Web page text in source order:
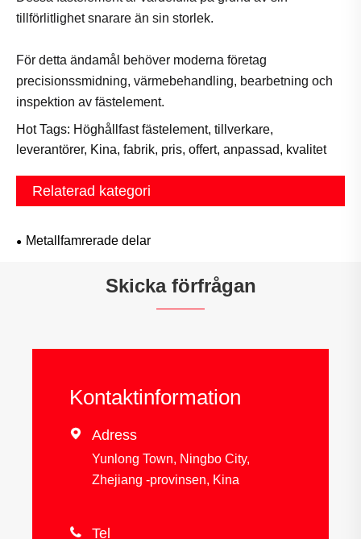
tillförlitlighet snarare än sin storlek.
För detta ändamål behöver moderna företag
precisionssmidning, värmebehandling, bearbetning och
inspektion av fästelement.
Hot Tags: Höghållfast fästelement, tillverkare,
leverantörer, Kina, fabrik, pris, offert, anpassad, kvalitet
Relaterad kategori
Metallfamrerade delar
Skicka förfrågan
Kontaktinformation
 Adress
Yunlong Town, Ningbo City,
Zhejiang -provinsen, Kina
 Tel